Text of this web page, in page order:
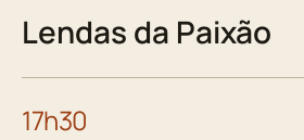
Lendas da Paixão
17h30